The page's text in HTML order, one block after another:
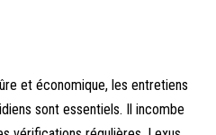
et économique, les entretiens
sont essentiels. Il incombe